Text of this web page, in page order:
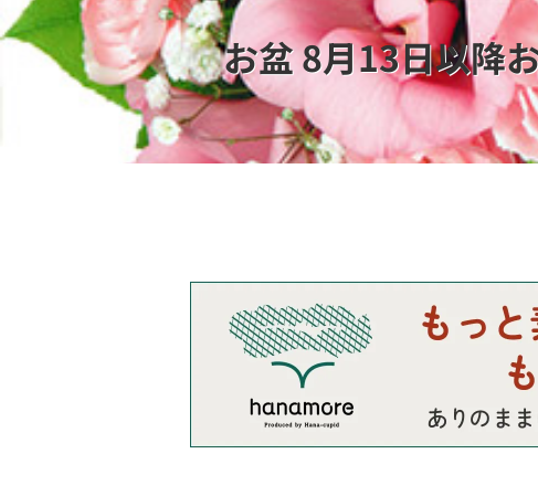
お盆 8月13日以降